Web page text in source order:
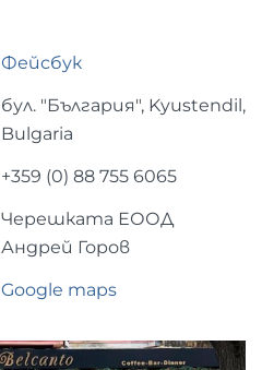
Фейсбук
бул. "България", Kyustendil,
Bulgaria
+359 (0) 88 755 6065
Черешката ЕООД
Андрей Горов
Google maps